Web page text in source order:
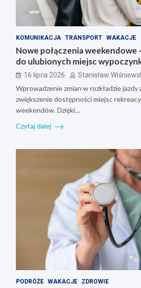
KOMUNIKACJA TRANSPORT WAKACJE
Nowe połączenia weekendowe
do ulubionych miejsc
16 lipca 2026 Stanisław
Wprowadzenie zmian w rozkładzie
zwiększenie dostępności miejsc
weekendów. Dzięki…
Czytaj dalej
PODRÓŻE WAKACJE ZDROWIE